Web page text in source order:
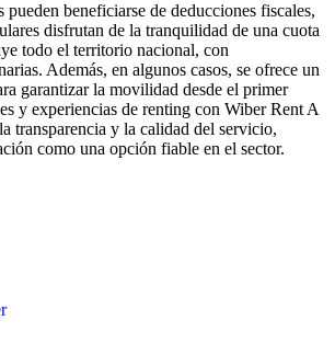
pueden beneficiarse de deducciones fiscales,
disfrutan de la tranquilidad de una cuota
todo el territorio nacional, con
Además, en algunos casos, se ofrece un
garantizar la movilidad desde el primer
y experiencias de renting con Wiber Rent A
transparencia y la calidad del servicio,
como una opción fiable en el sector.